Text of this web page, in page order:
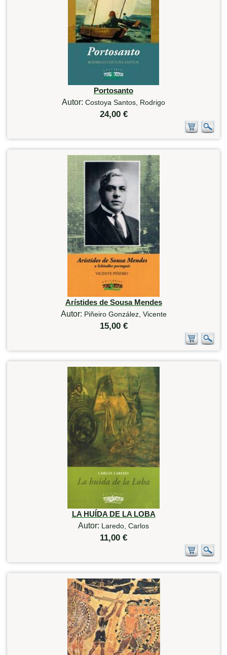
Portosanto
Autor: Costoya Santos, Rodrigo
24,00 €
Arístides de Sousa Mendes
Autor: Piñeiro González, Vicente
15,00 €
LA HUÍDA DE LA LOBA
Autor: Laredo, Carlos
11,00 €